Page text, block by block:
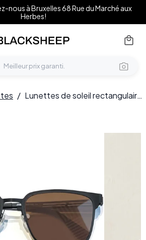
nous à Bruxelles 68 Rue du Marché aux
Herbes!
/ Lunettes de soleil rectangulaires en métal noir #BS0824-0162